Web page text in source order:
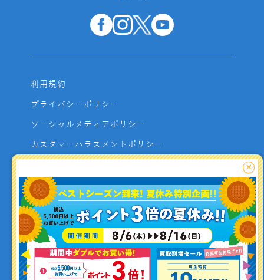
釣り情報を
投稿する
利用規約
プライバシーポリシー
ソーシャルメディアポリシー
カスタマーハラスメントポリシー
よくあるご質問
お問い合わせ
利用者資金の保全方法
×